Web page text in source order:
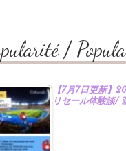
/
【7月7日更新】
リセール体験談/